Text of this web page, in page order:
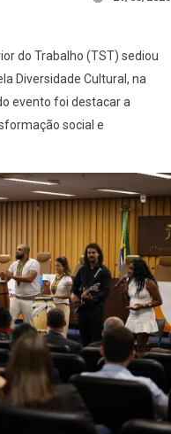
do Trabalho (TST) sediou
Diversidade Cultural, na
evento foi destacar a
social e